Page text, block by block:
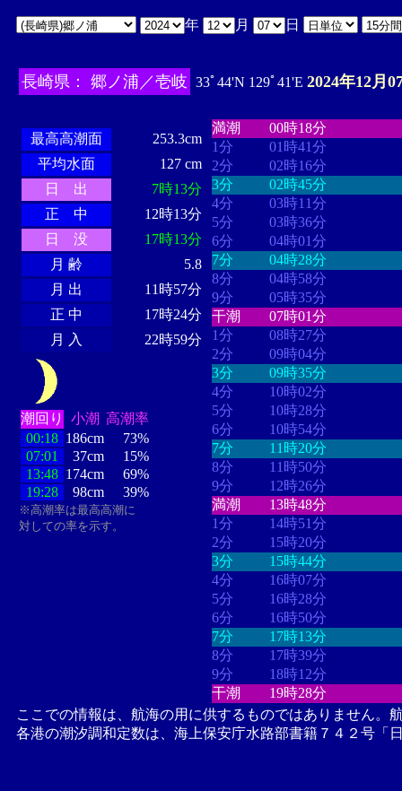
年 月 日
長崎県： 郷ノ浦／壱岐 33ﾟ44'N 129ﾟ41'E 2024年12月
最高高潮面
253.3cm
平均水面
127 cm
日 出
7時13分
正 中
12時13分
日 没
17時13分
月 齢
5.8
月 出
11時57分
正 中
17時24分
月 入
22時59分
潮回り 小潮 高潮率
00:18 186cm
73%
07:01
37cm
15%
13:48 174cm
69%
19:28
98cm 39%
※高潮率は最高高潮に
対しての率を示す。
満潮
00時18分
1分
01時41分
2分
02時16分
3分
02時45分
4分
03時11分
5分
03時36分
6分
04時01分
7分
04時28分
8分
04時58分
9分
05時35分
干潮
07時01分
1分
08時27分
2分
09時04分
3分
09時35分
4分
10時02分
5分
10時28分
6分
10時54分
7分
11時20分
8分
11時50分
9分
12時26分
満潮
13時48分
1分
14時51分
2分
15時20分
3分
15時44分
4分
16時07分
5分
16時28分
6分
16時50分
7分
17時13分
8分
17時39分
9分
18時12分
干潮
19時28分
ここでの情報は、航海の用に供するものではありません。
各港の潮汐調和定数は、海上保安庁水路部書籍７４２号「